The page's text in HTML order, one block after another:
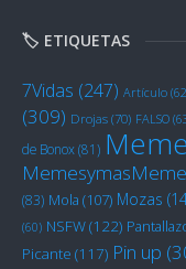
🏷️ ETIQUETAS
7Vidas (247) Artículo
(309) Drojas (70) FALSO
de Bonox(81)
(83) Mola (107) Mozas
(60) NSFW(122)
Picante (117) Pin up